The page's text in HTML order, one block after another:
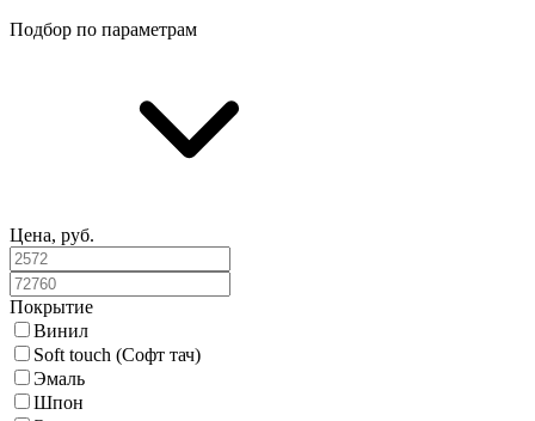
Подбор по параметрам
Цена, руб.
Покрытие
Винил
Soft touch (Софт тач)
Эмаль
Шпон